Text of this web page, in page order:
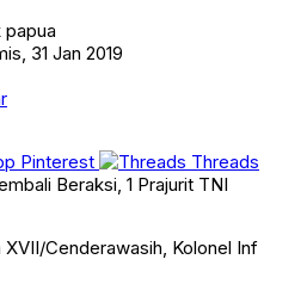
31 Jan 2019
Pinterest Threads
Cenderawasih, Kolonel Inf